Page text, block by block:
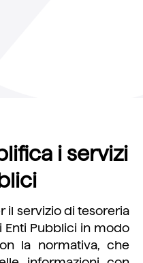
i servizi
il servizio di tesoreria
Enti Pubblici in modo
la normativa, che